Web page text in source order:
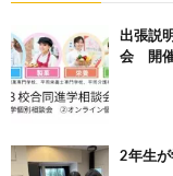
出張説
会 開
2年生が